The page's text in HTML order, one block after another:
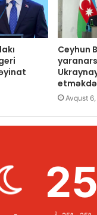
Ceyhun
Avqust
25